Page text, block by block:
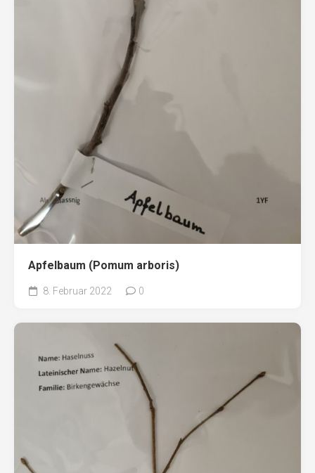
Apfelbaum (Pomum arboris)
8. Februar 2022 0